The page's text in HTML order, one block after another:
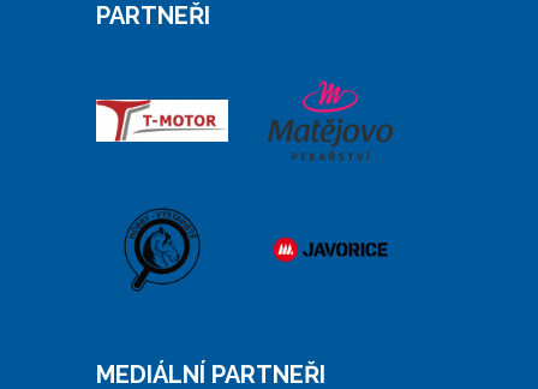
PARTNEŘI
MEDIÁLNÍ PARTNEŘI